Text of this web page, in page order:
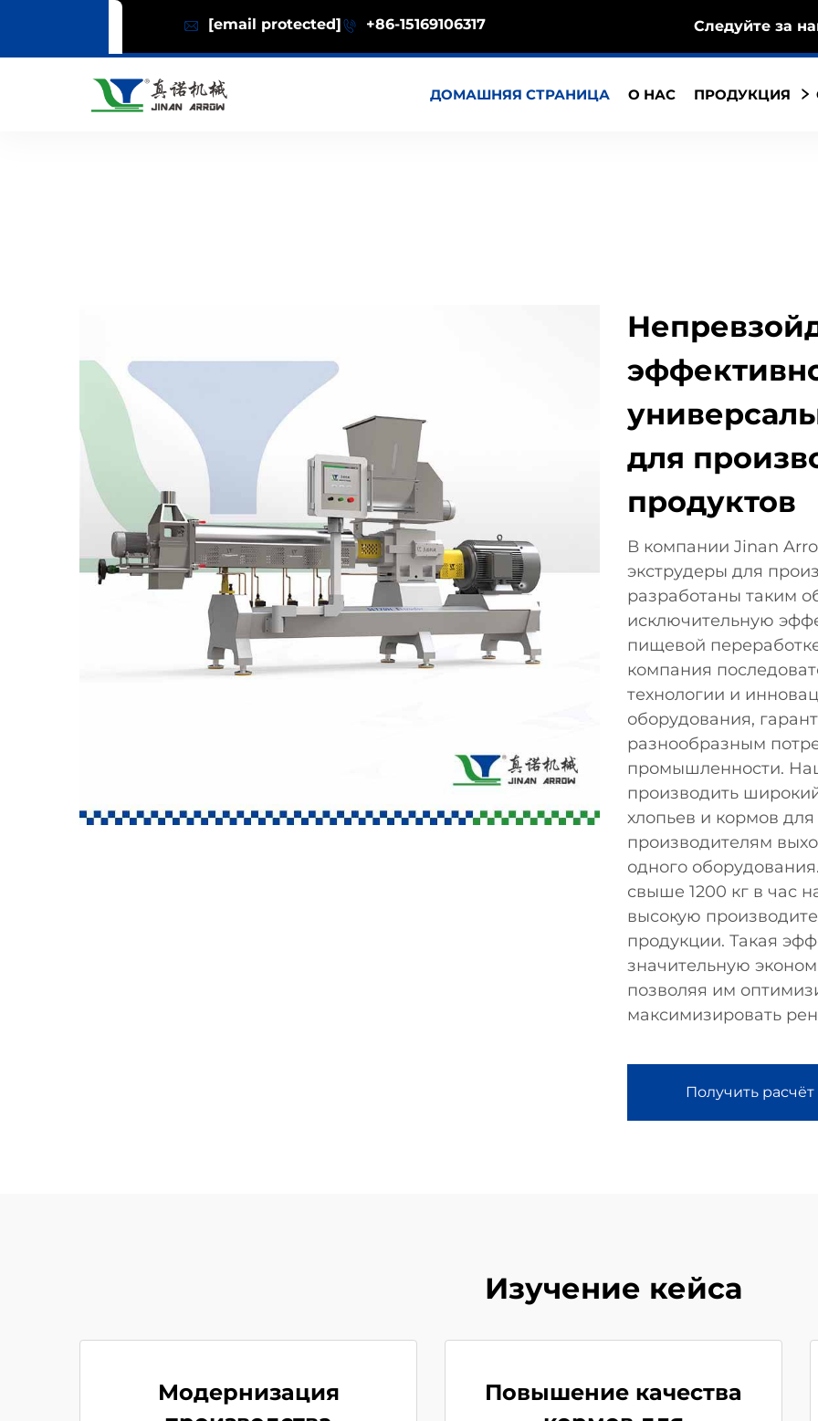
[email protected] +86-15169106317 Следуйте за
ДОМАШНЯЯ СТРАНИЦА О НАС ПРОДУКЦИЯ
для
продуктов
В компании Jinan
экструдеры для
разработаны таким
исключительную
пищевой
компания
технологии и
оборудования,
разнообразным
промышленности.
производить
хлопьев и кормов
производителям
одного
свыше 1200 кг в час
высокую
продукции. Такая
значительную
позволяя им
максимизировать
Получить
Изучение кейса
Модернизация
Повышение качества